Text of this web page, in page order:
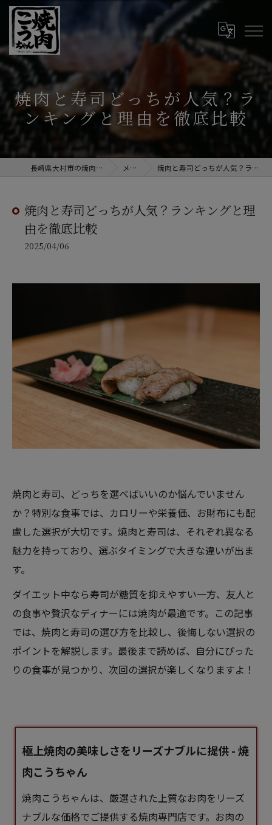
焼肉と寿司どっちが人気？ラ
ンキングと理由を徹底比較
長崎県大村市の焼肉なら焼肉こうちゃん メディア 焼肉と寿司どっちが人気？ランキングと理由を徹底比較
焼肉と寿司どっちが人気？ランキングと理
由を徹底比較
2025/04/06
焼肉と寿司、どっちを選べばいいのか悩んでいません
か？特別な食事では、カロリーや栄養価、お財布にも配
慮した選択が大切です。焼肉と寿司は、それぞれ異なる
魅力を持っており、選ぶタイミングで大きな違いが出ま
す。
ダイエット中なら寿司が糖質を抑えやすい一方、友人と
の食事や贅沢なディナーには焼肉が最適です。この記事
では、焼肉と寿司の選び方を比較し、後悔しない選択の
ポイントを解説します。最後まで読めば、自分にぴった
りの食事が見つかり、次回の選択が楽しくなりますよ！
極上焼肉の美味しさをリーズナブルに提供 - 焼
肉こうちゃん
焼肉こうちゃんは、厳選された上質なお肉をリーズ
ナブルな価格でご提供する焼肉専門店です。お肉の